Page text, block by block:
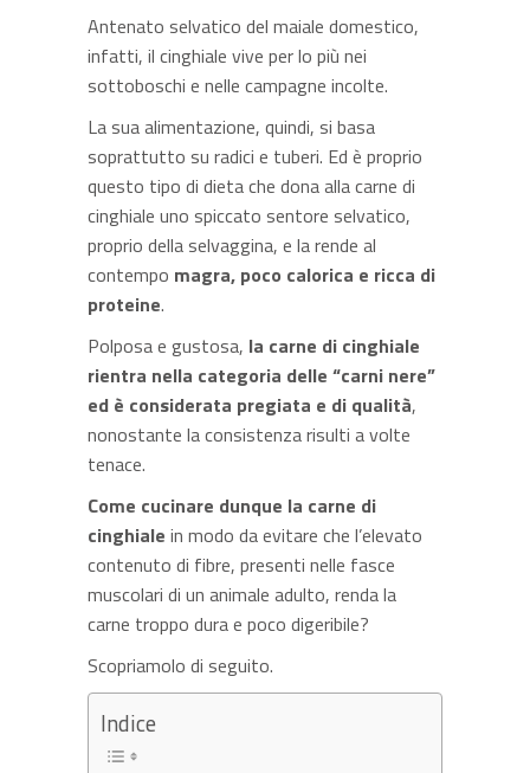
Antenato selvatico del maiale domestico,
infatti, il cinghiale vive per lo più nei
sottoboschi e nelle campagne incolte.
La sua alimentazione, quindi, si basa
soprattutto su radici e tuberi. Ed è proprio
questo tipo di dieta che dona alla carne di
cinghiale uno spiccato sentore selvatico,
proprio della selvaggina, e la rende al
contempo magra, poco calorica e ricca di
proteine.
Polposa e gustosa, la carne di cinghiale
rientra nella categoria delle “carni nere”
ed è considerata pregiata e di qualità,
nonostante la consistenza risulti a volte
tenace.
Come cucinare dunque la carne di
cinghiale in modo da evitare che l’elevato
contenuto di fibre, presenti nelle fasce
muscolari di un animale adulto, renda la
carne troppo dura e poco digeribile?
Scopriamolo di seguito.
Indice